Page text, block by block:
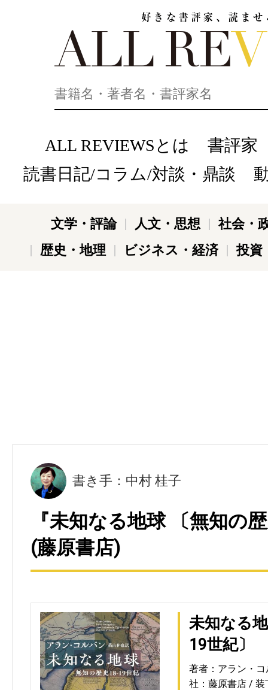
ALL REVIEWSとは
書評家
読書日記/コラム/対談・鼎談
文学・評論 人文・思想
社会・
歴史・地理
ビジネス・経済 投資
書き手：中村 桂子
『未知なる地球 〔無知の
(藤原書店)
未知なる
19世紀〕
著者：アラン・コ
社：藤原書店
装